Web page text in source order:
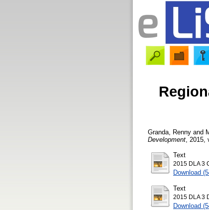
Granda, Renny and
Development ,
Text
2015 DLA 3
Download
Text
2015 DLA 3
Download